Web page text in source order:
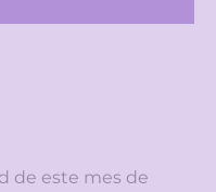
de este mes de